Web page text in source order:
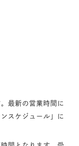
最新の営業時間に
スケジュール」に